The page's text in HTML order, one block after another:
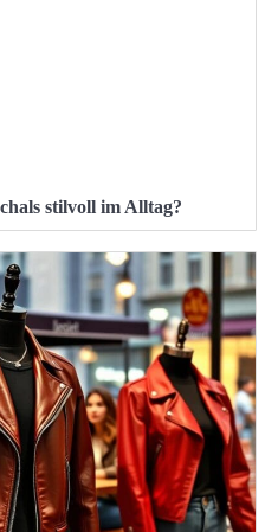
stilvoll im Alltag?